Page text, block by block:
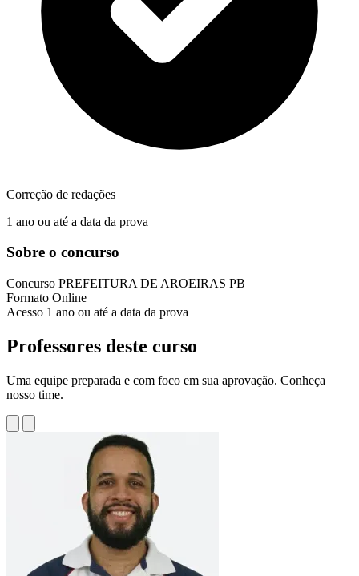
Correção de redações
1 ano ou até a data da prova
Sobre o concurso
Concurso PREFEITURA DE AROEIRAS PB
Formato Online
Acesso 1 ano ou até a data da prova
Professores deste curso
Uma equipe preparada e com foco em sua aprovação. Conheça
nosso time.